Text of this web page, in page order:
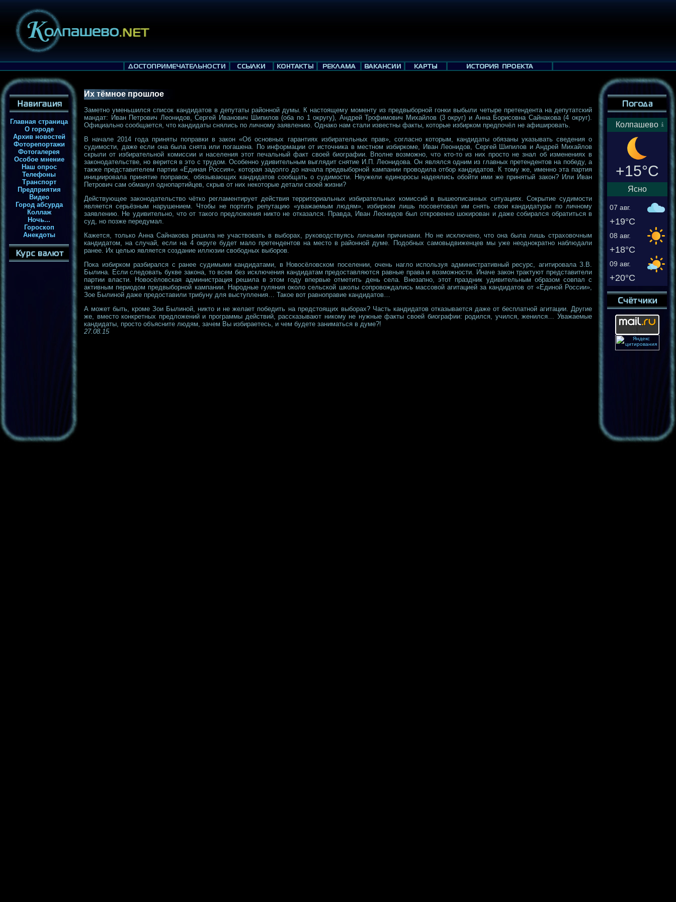
Главная страница
О городе
Архив новостей
Фоторепортажи
Фотогалерея
Особое мнение
Наш опрос
Телефоны
Транспорт
Предприятия
Видео
Город абсурда
Коллаж
Ночь...
Гороскоп
Анекдоты
Их тёмное прошлое
Заметно уменьшился список кандидатов в депутаты районной думы. К настоящему моменту из предвыборной гонки выбыли четыре претендента на депутатский
мандат: Иван Петрович Леонидов, Сергей Иванович Шипилов (оба по 1 округу), Андрей Трофимович Михайлов (3 округ) и Анна Борисовна Сайнакова (4 округ).
Официально сообщается, что кандидаты снялись по личному заявлению. Однако нам стали известны факты, которые избирком предпочёл не афишировать.
В начале 2014 года приняты поправки в закон «Об основных гарантиях избирательных прав», согласно которым, кандидаты обязаны указывать сведения о
судимости, даже если она была снята или погашена. По информации от источника в местном избиркоме, Иван Леонидов, Сергей Шипилов и Андрей Михайлов
скрыли от избирательной комиссии и населения этот печальный факт своей биографии. Вполне возможно, что кто-то из них просто не знал об изменениях в
законодательстве, но верится в это с трудом. Особенно удивительным выглядит снятие И.П. Леонидова. Он являлся одним из главных претендентов на победу, а
также представителем партии «Единая Россия», которая задолго до начала предвыборной кампании проводила отбор кандидатов. К тому же, именно эта партия
инициировала принятие поправок, обязывающих кандидатов сообщать о судимости. Неужели единоросы надеялись обойти ими же принятый закон? Или Иван
Петрович сам обманул однопартийцев, скрыв от них некоторые детали своей жизни?
Действующее законодательство чётко регламентирует действия территориальных избирательных комиссий в вышеописанных ситуациях. Сокрытие судимости
является серьёзным нарушением. Чтобы не портить репутацию «уважаемым людям», избирком лишь посоветовал им снять свои кандидатуры по личному
заявлению. Не удивительно, что от такого предложения никто не отказался. Правда, Иван Леонидов был откровенно шокирован и даже собирался обратиться в
суд, но позже передумал.
Кажется, только Анна Сайнакова решила не участвовать в выборах, руководствуясь личными причинами. Но не исключено, что она была лишь страховочным
кандидатом, на случай, если на 4 округе будет мало претендентов на место в районной думе. Подобных самовыдвиженцев мы уже неоднократно наблюдали
ранее. Их целью является создание иллюзии свободных выборов.
Пока избирком разбирался с ранее судимыми кандидатами, в Новосёловском поселении, очень нагло используя административный ресурс, агитировала З.В.
Былина. Если следовать букве закона, то всем без исключения кандидатам предоставляются равные права и возможности. Иначе закон трактуют представители
партии власти. Новосёловская администрация решила в этом году впервые отметить день села. Внезапно, этот праздник удивительным образом совпал с
активным периодом предвыборной кампании. Народные гуляния около сельской школы сопровождались массовой агитацией за кандидатов от «Единой России»,
Зое Былиной даже предоставили трибуну для выступления… Такое вот равноправие кандидатов…
А может быть, кроме Зои Былиной, никто и не желает победить на предстоящих выборах? Часть кандидатов отказывается даже от бесплатной агитации. Другие
же, вместо конкретных предложений и программы действий, рассказывают никому не нужные факты своей биографии: родился, учился, женился… Уважаемые
кандидаты, просто объясните людям, зачем Вы избираетесь, и чем будете заниматься в думе?!
27.08.15
Колпашево
+15°C
Ясно
07 авг.
+19°C
08 авг.
+18°C
09 авг.
+20°C